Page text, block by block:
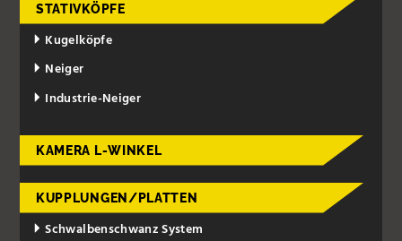
STATIVKÖPFE
Kugelköpfe
Neiger
Industrie-Neiger
KAMERA L-WINKEL
KUPPLUNGEN/PLATTEN
Schwalbenschwanz System